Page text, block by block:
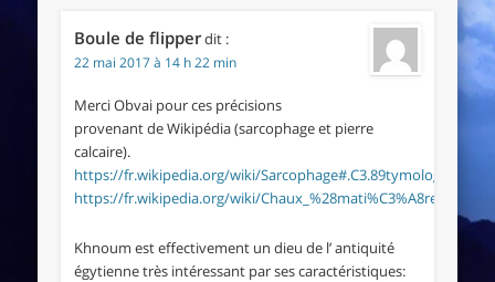
Boule de flipperdit :
22 mai 2017 à 14 h 22 min
Merci Obvai pour ces précisions
provenant de Wikipédia (sarcophage et pierre
calcaire).
https://fr.wikipedia.org/wiki/Sarcophage#.C3.89tymologie
https://fr.wikipedia.org/wiki/Chaux_%28mati%C3%A8re%29
Khnoum est effectivement un dieu de l’ antiquité
égytienne très intéressant par ses caractéristiques: